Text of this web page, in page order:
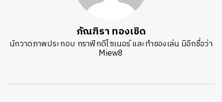
ภัณฑิรา ทองเชิด
นักวาดภาพประกอบ กราฟิกดีไซเนอร์ และทำของเล่น มีอีกชื่อว่า
Miew8